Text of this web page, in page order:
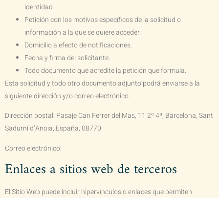
identidad.
Petición con los motivos específicos de la solicitud o
información a la que se quiere acceder.
Domicilio a efecto de notificaciones.
Fecha y firma del solicitante.
Todo documento que acredite la petición que formula.
Esta solicitud y todo otro documento adjunto podrá enviarse a la
siguiente dirección y/o correo electrónico:
Dirección postal: Pasaje Can Ferrer del Mas, 11 2º 4ª, Barcelona, Sant
Sadurní d’Anoia, España, 08770
Correo electrónico:
Enlaces a sitios web de terceros
El Sitio Web puede incluir hipervínculos o enlaces que permiten